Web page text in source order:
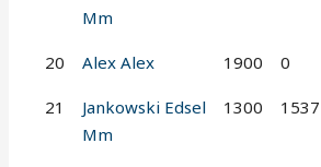
Mm
20 Alex Alex 1900 0
21
Jankowski Edsel
Mm
1300 1537